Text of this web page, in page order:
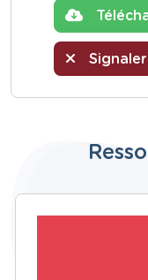
Signaler